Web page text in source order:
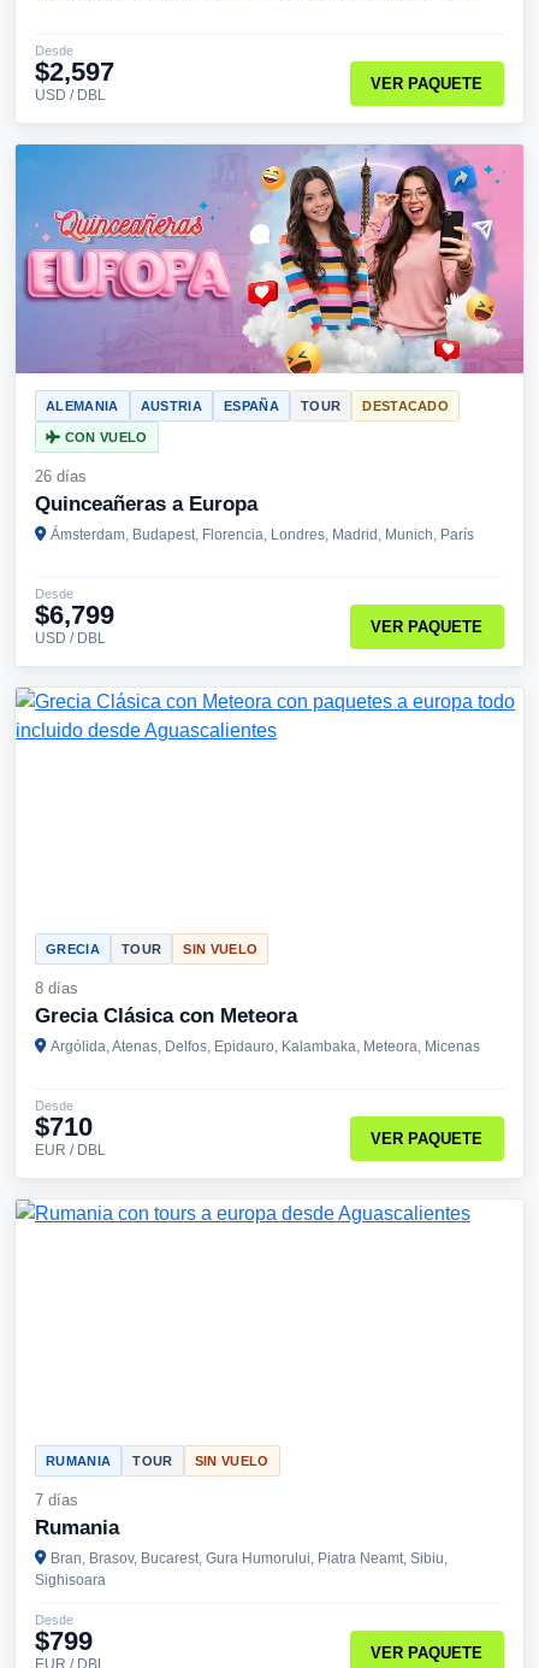
Desde
$2,597
USD / DBL
VER PAQUETE
ALEMANIA AUSTRIA ESPAÑA TOUR DESTACADO
CON VUELO
26 días
Quinceañeras a Europa
Ámsterdam, Budapest, Florencia, Londres, Madrid, Munich, París
Desde
$6,799
USD / DBL
VER PAQUETE
GRECIA TOUR SIN VUELO
8 días
Grecia Clásica con Meteora
Argólida, Atenas, Delfos, Epidauro, Kalambaka, Meteora, Micenas
Desde
$710
EUR / DBL
VER PAQUETE
RUMANIA TOUR SIN VUELO
7 días
Rumania
Bran, Brasov, Bucarest, Gura Humorului, Piatra Neamt, Sibiu,
Sighisoara
Desde
$799
EUR / DBL
VER PAQUETE